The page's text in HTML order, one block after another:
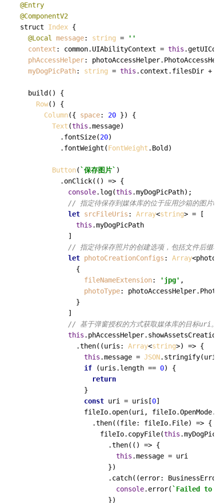
@Entry
@ComponentV2
struct Index {
@Local
message: string =
''
context : common. UIAbilityContext = this .
phAccessHelper: photoAccessHelper.
myDogPicPath: string = this . context . filesDir +
build( ) {
Row() {
Column({ space: 20 }) {
Text (this .message)
          .
fontSize(20)
          .
fontWeight (FontWeight . Bold)
Button(`保存图片` )
          .
onClick( () => {
console. log(this .myDogPicPath);
// 指定待保存到媒体库的位于应用沙箱的图片
let srcFileUris : Array<string> = [
this .myDogPicPath
            ]
// 指定待保存照片的创建选项，包括文件后缀和
let photoCreationConfigs : Array
              {
fileNameExtension: 'jpg' ,
photoType: photoAccessHelper.
              }
            ]
// 基于弹窗授权的方式获取媒体库的目标uri。
this . phAccessHelper.
              .
then( (uris: Array<string>) => {
this .message = JSON. stringify(uris)
if (uris. length == 0) {
return
                }
const uri = uris[0]
                fileIo.
open(uri, fileIo.OpenMode.
                  .
then( (file: fileIo.File) => {
                    fileIo.
copyFile(this .
                      .
then( () => {
this .message = uri
                      })
                      .
catch( (error: BusinessError
console. error(`Failed to
                      })